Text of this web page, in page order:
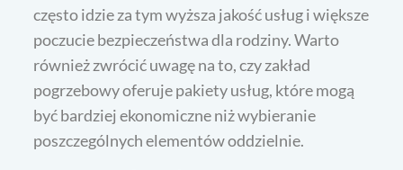
często idzie za tym wyższa jakość usług i większe
poczucie bezpieczeństwa dla rodziny. Warto
również zwrócić uwagę na to, czy zakład
pogrzebowy oferuje pakiety usług, które mogą
być bardziej ekonomiczne niż wybieranie
poszczególnych elementów oddzielnie.